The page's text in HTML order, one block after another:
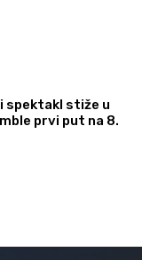
spektakl stiže u
prvi put na 8.